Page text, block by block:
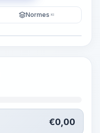
Normes KI
€0,00